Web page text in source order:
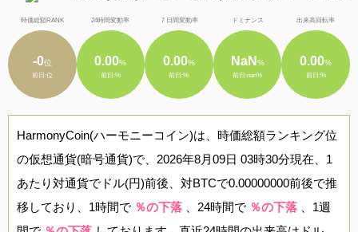
時価総額RANK
-0位
前日:位
24時間変動率
0.00%
前日:%
７日間変動率
0.00%
前日:%
ドミナンス
NaN %
前日:nan%
出来高回転率
0.00%
前日:%
HarmonyCoin(ハーモニーコイン)は、時価総額ランキング位
の仮想通貨(暗号通貨)で、2026年8月09日 03時30分現在、1
あたり対通貨でドル(円)前後、対BTCで0.00000000前後で推
移しており、1時間で ％の下落 、24時間で ％の下落
、1週